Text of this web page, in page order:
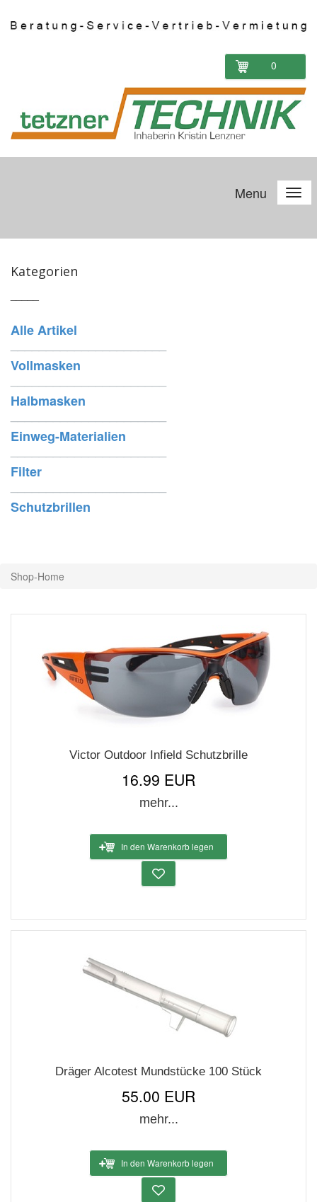
0
Menu
Kategorien
Alle Artikel
Vollmasken
Halbmasken
Einweg-Materialien
______________________
Filter
Schutzbrillen
Shop-Home
Victor Outdoor Infield Schutzbrille
16.99 EUR
mehr...
In den Warenkorb legen
Dräger Alcotest Mundstücke 100 Stück
55.00 EUR
mehr...
In den Warenkorb legen